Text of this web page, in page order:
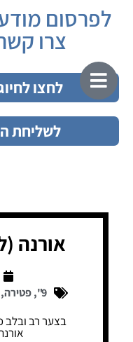
לפרסום
צרו
לחצו לחיוג: 077-
לשליחת
אורנה
9"
,פטירה,
בצער רב ובלב